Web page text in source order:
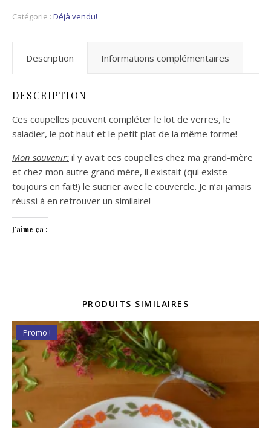
Catégorie : Déjà vendu!
Description Informations complémentaires
DESCRIPTION
Ces coupelles peuvent compléter le lot de verres, le
saladier, le pot haut et le petit plat de la même forme!
Mon souvenir: il y avait ces coupelles chez ma grand-mère
et chez mon autre grand mère, il existait (qui existe
toujours en fait!) le sucrier avec le couvercle. Je n’ai jamais
réussi à en retrouver un similaire!
J’aime ça :
PRODUITS SIMILAIRES
Promo !